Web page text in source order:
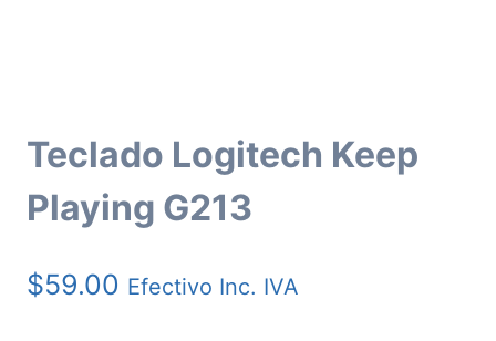
Teclado Logitech Keep
Playing G213
$59.00 Efectivo Inc. IVA